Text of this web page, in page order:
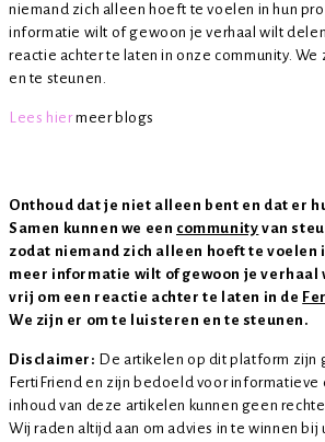
niemand zich alleen hoeft te voelen in hun
informatie wilt of gewoon je verhaal wilt
reactie achter te laten in onze community. We
en te steunen.
Lees hiermeer blogs
Onthoud dat je niet alleen bent en dat er
Samen kunnen we een community van
zodat niemand zich alleen hoeft te voelen
meer informatie wilt of gewoon je verhaal
vrij om een reactie achter te laten in de
We zijn er om te luisteren en te steunen.
Disclaimer: De artikelen op dit platform zijn
FertiFriend en zijn bedoeld voor informatieve
inhoud van deze artikelen kunnen geen
Wij raden altijd aan om advies in te winnen bij